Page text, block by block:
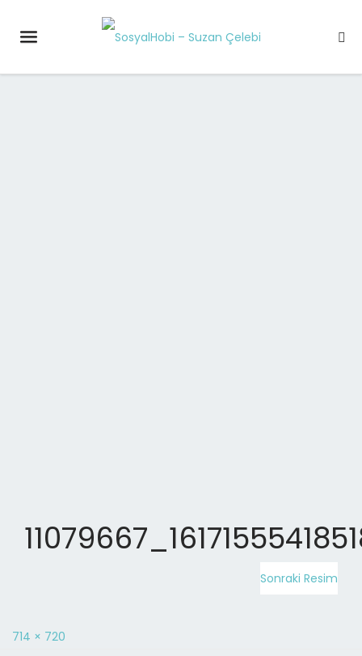
Sonraki Resim
714 × 720